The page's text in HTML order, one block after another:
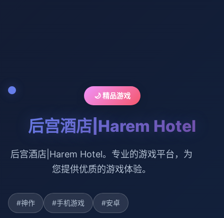
🌙 精品游戏
后宫酒店|Harem Hotel
后宫酒店|Harem Hotel。专业的游戏平台，为
您提供优质的游戏体验。
#神作 #手机游戏 #安卓